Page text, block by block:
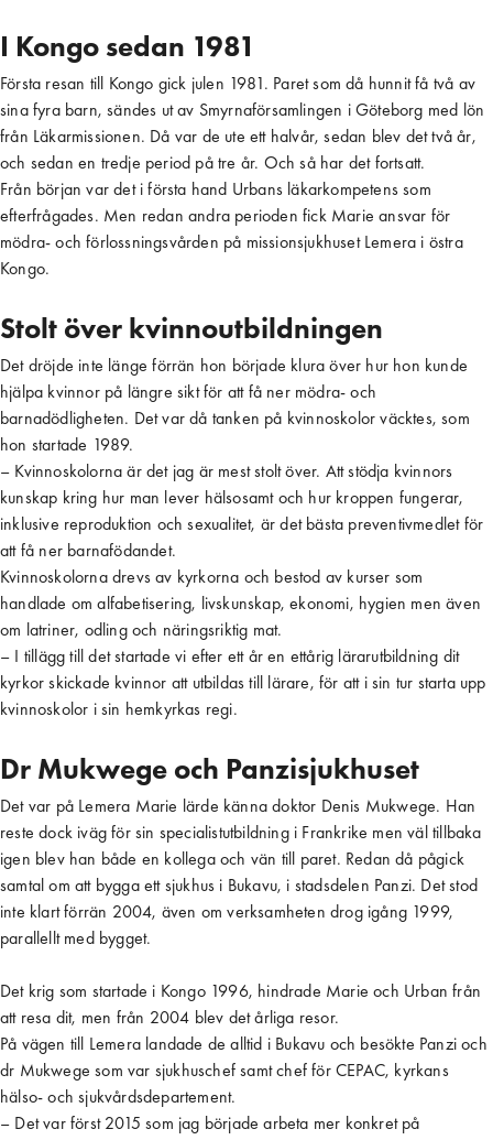
I Kongo sedan 1981
Första resan till Kongo gick julen 1981. Paret som då hunnit få två av
sina fyra barn, sändes ut av Smyrnaförsamlingen i Göteborg med lön
från Läkarmissionen. Då var de ute ett halvår, sedan blev det två år,
och sedan en tredje period på tre år. Och så har det fortsatt.
Från början var det i första hand Urbans läkarkompetens som
efterfrågades. Men redan andra perioden fick Marie ansvar för
mödra- och förlossningsvården på missionsjukhuset Lemera i östra
Kongo.
Stolt över kvinnoutbildningen
Det dröjde inte länge förrän hon började klura över hur hon kunde
hjälpa kvinnor på längre sikt för att få ner mödra- och
barnadödligheten. Det var då tanken på kvinnoskolor väcktes, som
hon startade 1989.
– Kvinnoskolorna är det jag är mest stolt över. Att stödja kvinnors
kunskap kring hur man lever hälsosamt och hur kroppen fungerar,
inklusive reproduktion och sexualitet, är det bästa preventivmedlet för
att få ner barnafödandet.
Kvinnoskolorna drevs av kyrkorna och bestod av kurser som
handlade om alfabetisering, livskunskap, ekonomi, hygien men även
om latriner, odling och näringsriktig mat.
­– I tillägg till det startade vi efter ett år en ettårig lärarutbildning dit
kyrkor skickade kvinnor att utbildas till lärare, för att i sin tur starta upp
kvinnoskolor i sin hemkyrkas regi.
Dr Mukwege och Panzisjukhuset
Det var på Lemera Marie lärde känna doktor Denis Mukwege. Han
reste dock iväg för sin specialistutbildning i Frankrike men väl tillbaka
igen blev han både en kollega och vän till paret. Redan då pågick
samtal om att bygga ett sjukhus i Bukavu, i stadsdelen Panzi. Det stod
inte klart förrän 2004, även om verksamheten drog igång 1999,
parallellt med bygget.
Det krig som startade i Kongo 1996, hindrade Marie och Urban från
att resa dit, men från 2004 blev det årliga resor.
På vägen till Lemera landade de alltid i Bukavu och besökte Panzi och
dr Mukwege som var sjukhuschef samt chef för CEPAC, kyrkans
hälso- och sjukvårdsdepartement.
– Det var först 2015 som jag började arbeta mer konkret på